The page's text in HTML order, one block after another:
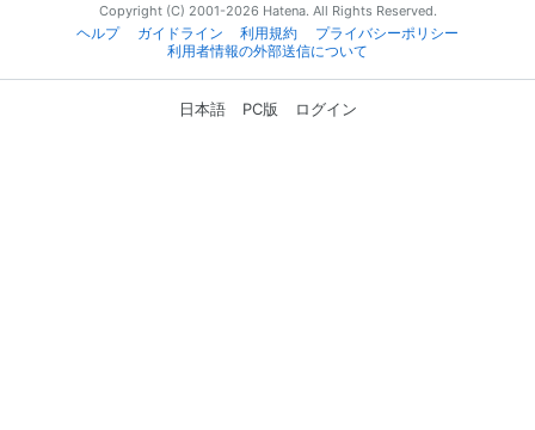
Copyright (C) 2001-2026 Hatena. All Rights Reserved.
ヘルプ
ガイドライン 利用規約
プライバシーポリシー
利用者情報の外部送信について
日本語 PC版 ログイン